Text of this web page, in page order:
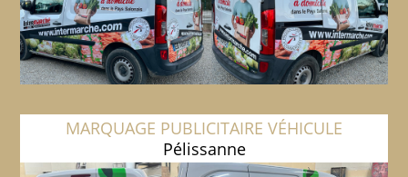
MARQUAGE PUBLICITAIRE VÉHICULE
Pélissanne